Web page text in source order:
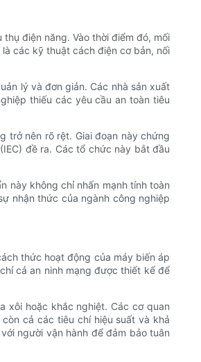
điện năng. Vào thời điểm đó, mối
các kỹ thuật cách điện cơ bản, nối
lý và đơn giản. Các nhà sản xuất
thiếu các yêu cầu an toàn tiêu
trở nên rõ rệt. Giai đoạn này chứng
đề ra. Các tổ chức này bắt đầu
này không chỉ nhấn mạnh tính toàn
nhận thức của ngành công nghiệp
thức hoạt động của máy biến áp
cả an ninh mạng được thiết kế để
xôi hoặc khắc nghiệt. Các cơ quan
cả các tiêu chí hiệu suất và khả
người vận hành để đảm bảo tuân